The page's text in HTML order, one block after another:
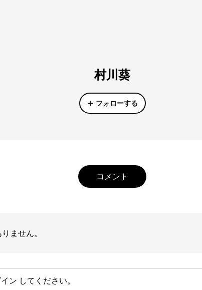
村川葵
フォローする
コメント
ません。
ン してください。